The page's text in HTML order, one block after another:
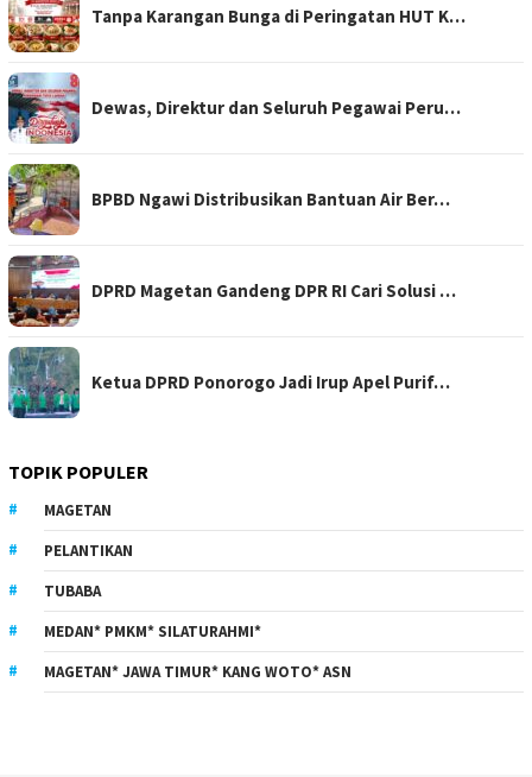
Tanpa Karangan Bunga di Peringatan HUT K…
Dewas, Direktur dan Seluruh Pegawai Peru…
BPBD Ngawi Distribusikan Bantuan Air Ber…
DPRD Magetan Gandeng DPR RI Cari Solusi …
Ketua DPRD Ponorogo Jadi Irup Apel Purif…
TOPIK POPULER
MAGETAN
PELANTIKAN
TUBABA
MEDAN* PMKM* SILATURAHMI*
MAGETAN* JAWA TIMUR* KANG WOTO* ASN